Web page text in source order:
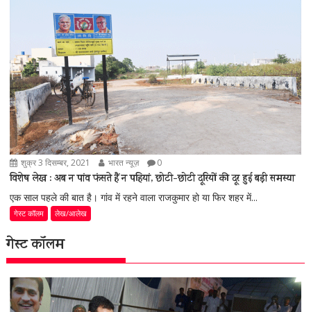
शुक्र 3 दिसम्बर, 2021 भारत न्यूज़ 0
विशेष लेख : अब न पांव फंसते हैं न पहियां, छोटी-छोटी दूरियों की दूर हुई बड़ी समस्या
एक साल पहले की बात है। गांव में रहने वाला राजकुमार हो या फिर शहर में...
गेस्ट कॉलम लेख/आलेख
गेस्ट कॉलम